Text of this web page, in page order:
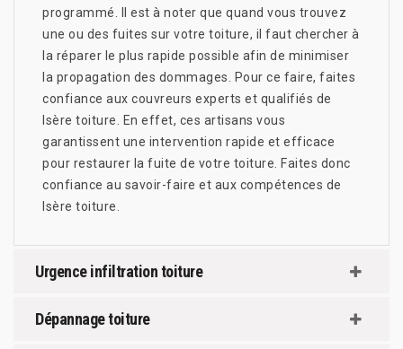
programmé. Il est à noter que quand vous trouvez
une ou des fuites sur votre toiture, il faut chercher à
la réparer le plus rapide possible afin de minimiser
la propagation des dommages. Pour ce faire, faites
confiance aux couvreurs experts et qualifiés de
Isère toiture. En effet, ces artisans vous
garantissent une intervention rapide et efficace
pour restaurer la fuite de votre toiture. Faites donc
confiance au savoir-faire et aux compétences de
Isère toiture.
Urgence infiltration toiture
Dépannage toiture